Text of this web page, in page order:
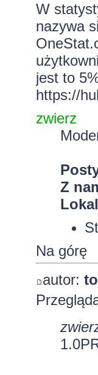
W
nazywa
jest to
https://
zwierz
Z
Na górę
autor: